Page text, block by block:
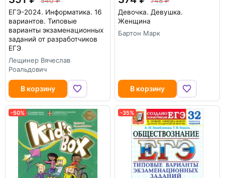
ЕГЭ-2024. Информатика. 16
вариантов. Типовые
варианты экзаменационных
заданий от разработчиков
ЕГЭ
Лещинер Вячеслав
Роальдович
В корзину
Девочка. Девушка.
Женщина
Бартон Марк
В корзину
-50% -35%